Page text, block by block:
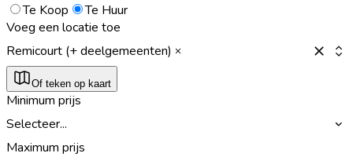
Te Koop
Te Huur
Voeg een locatie toe
Remicourt (+ deelgemeenten)
Of teken op kaart
Minimum prijs
Selecteer...
Maximum prijs